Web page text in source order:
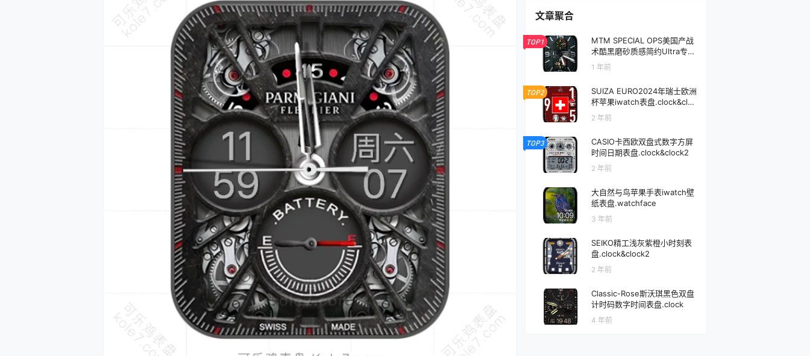
文章聚合
TOP1
MTM SPECIAL OPS美国产战
术酷黑磨砂质感简约Ultra专用
表盘.clock&clock2
1 年前
TOP2
SUIZA EURO2024年瑞士欧洲
杯苹果iwatch表盘.clock&cloc
k2
2 年前
TOP3
CASIO卡西欧双盘式数字方屏
时间日期表盘.clock&clock2
2 年前
大自然与鸟苹果手表iwatch壁
纸表盘.watchface
3 年前
SEIKO精工浅灰紫橙小时刻表
盘.clock&clock2
2 年前
Classic-Rose斯沃琪黑色双盘
计时码数字时间表盘.clock
4 年前